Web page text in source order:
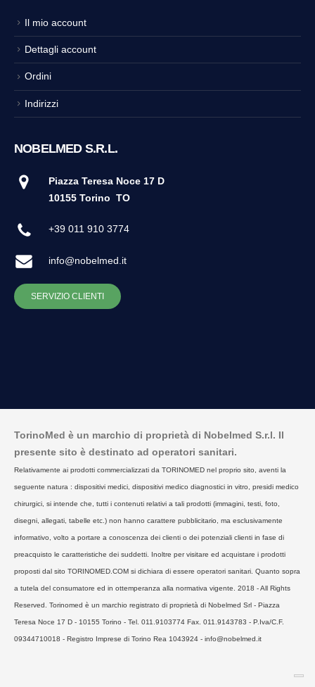
Il mio account
Dettagli account
Ordini
Indirizzi
NOBELMED S.R.L.
Piazza Teresa Noce 17 D
10155 Torino TO
+39 011 910 3774
info@nobelmed.it
SERVIZIO CLIENTI
TorinoMed è un marchio di proprietà di Nobelmed S.r.l. Il
presente sito è destinato ad operatori sanitari.
Relativamente ai prodotti commercializzati da TORINOMED nel proprio sito, aventi la
seguente natura : dispositivi medici, dispositivi medico diagnostici in vitro, presidi medico
chirurgici, si intende che, tutti i contenuti relativi a tali prodotti (immagini, testi, foto,
disegni, allegati, tabelle etc.) non hanno carattere pubblicitario, ma esclusivamente
informativo, volto a portare a conoscenza dei clienti o dei potenziali clienti in fase di
preacquisto le caratteristiche dei suddetti. Inoltre per visitare ed acquistare i prodotti
proposti dal sito TORINOMED.COM si dichiara di essere operatori sanitari. Quanto sopra
a tutela del consumatore ed in ottemperanza alla normativa vigente. 2018 - All Rights
Reserved. Torinomed è un marchio registrato di proprietà di Nobelmed Srl - Piazza
Teresa Noce 17 D - 10155 Torino - Tel. 011.9103774 Fax. 011.9143783 - P.Iva/C.F.
09344710018 - Registro Imprese di Torino Rea 1043924 - info@nobelmed.it